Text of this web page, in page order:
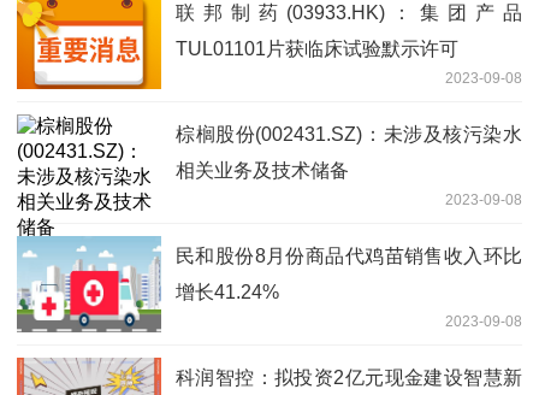
联邦制药(03933.HK)：集团产品
TUL01101片获临床试验默示许可
2023-09-08
棕榈股份(002431.SZ)：未涉及核污染水
相关业务及技术储备
2023-09-08
民和股份8月份商品代鸡苗销售收入环比
增长41.24%
2023-09-08
科润智控：拟投资2亿元现金建设智慧新